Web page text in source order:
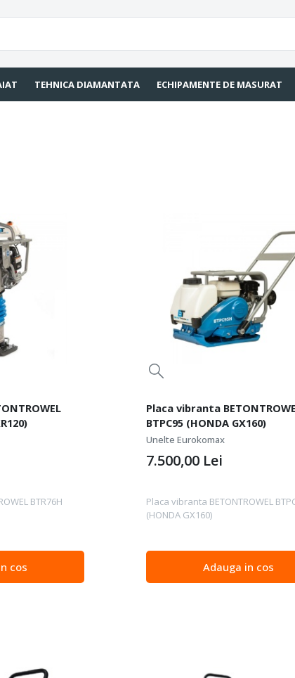
TEHNICA DIAMANTATA ECHIPAMENTE DE MASURAT
BTR76H
cos
Placa vibranta
BTPC95 (HONDA GX160)
Unelte Eurokomax
Placa vibranta BETONTROWEL
(HONDA GX160)
7.500,00 Lei
Adauga in cos